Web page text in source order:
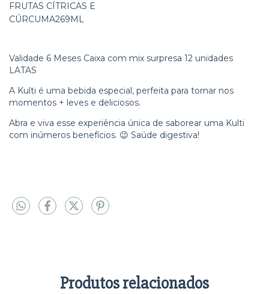
FRUTAS CÍTRICAS E
CÚRCUMA269ML
Validade 6 Meses Caixa com mix surpresa 12 unidades
LATAS
A Kulti é uma bebida especial, perfeita para tornar nos
momentos + leves e deliciosos.
Abra e viva esse experiência única de saborear uma Kulti
com inúmeros benefícios. 😉 Saúde digestiva!
Produtos relacionados